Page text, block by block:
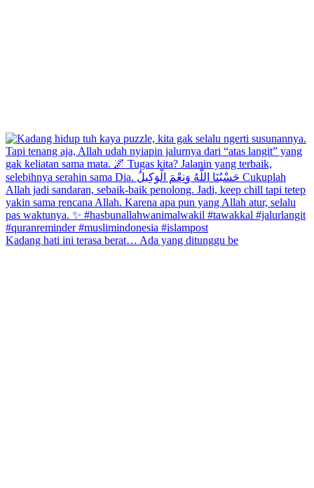
Kadang hati ini terasa berat… Ada yang ditunggu be